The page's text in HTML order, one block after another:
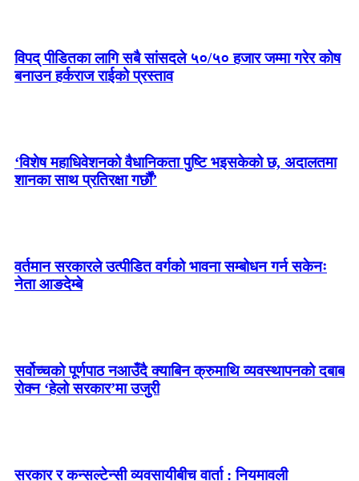
विपद् पीडितका लागि सबै सांसदले ५०/५० हजार जम्मा गरेर कोष
बनाउन हर्कराज राईको प्रस्ताव
‘विशेष महाधिवेशनको वैधानिकता पुष्टि भइसकेको छ, अदालतमा
शानका साथ प्रतिरक्षा गर्छौं’
वर्तमान सरकारले उत्पीडित वर्गको भावना सम्बोधन गर्न सकेनः
नेता आङदेम्बे
सर्वोच्चको पूर्णपाठ नआउँदै क्याबिन क्रुमाथि व्यवस्थापनको दबाब
रोक्न ‘हेलो सरकार’मा उजुरी
सरकार र कन्सल्टेन्सी व्यवसायीबीच वार्ता : नियमावली